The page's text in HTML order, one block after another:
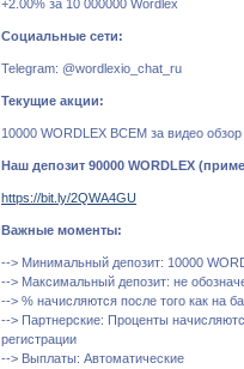
+2.00% за 10 000000 Wordlex
Социальные сети:
Telegram: @wordlexio_chat_ru
Текущие акции:
10000 WORDLEX ВСЕМ за видео обзор
Наш депозит 90000 WORDLEX
https://bit.ly/2QWA4GU
Важные моменты:
--> Минимальный депозит: 10000
--> Максимальный депозит: не
--> % начисляются после того как на
--> Партнерские: Проценты
регистрации
--> Выплаты: Автоматические